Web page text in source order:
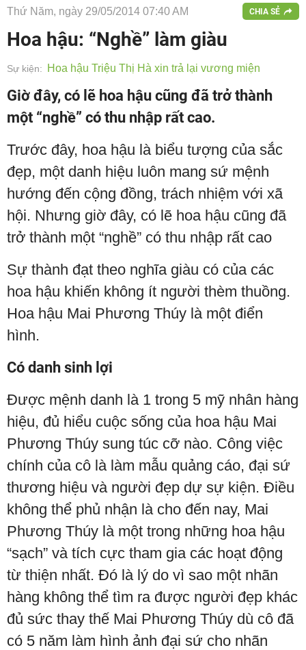
Thứ Năm, ngày 29/05/2014 07:40 AM CHIA SẺ
Hoa hậu: “Nghề” làm giàu
Sự kiện: Hoa hậu Triệu Thị Hà xin trả lại vương miện
Giờ đây, có lẽ hoa hậu cũng đã trở thành
một “nghề” có thu nhập rất cao.
Trước đây, hoa hậu là biểu tượng của sắc
đẹp, một danh hiệu luôn mang sứ mệnh
hướng đến cộng đồng, trách nhiệm với xã
hội. Nhưng giờ đây, có lẽ hoa hậu cũng đã
trở thành một “nghề” có thu nhập rất cao
Sự thành đạt theo nghĩa giàu có của các
hoa hậu khiến không ít người thèm thuồng.
Hoa hậu Mai Phương Thúy là một điển
hình.
Có danh sinh lợi
Được mệnh danh là 1 trong 5 mỹ nhân hàng
hiệu, đủ hiểu cuộc sống của hoa hậu Mai
Phương Thúy sung túc cỡ nào. Công việc
chính của cô là làm mẫu quảng cáo, đại sứ
thương hiệu và người đẹp dự sự kiện. Điều
không thể phủ nhận là cho đến nay, Mai
Phương Thúy là một trong những hoa hậu
“sạch” và tích cực tham gia các hoạt động
từ thiện nhất. Đó là lý do vì sao một nhãn
hàng không thể tìm ra được người đẹp khác
đủ sức thay thế Mai Phương Thúy dù cô đã
có 5 năm làm hình ảnh đại sứ cho nhãn